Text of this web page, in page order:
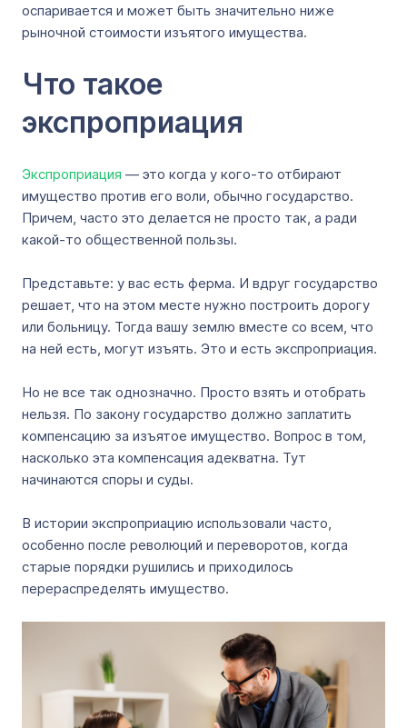
оспаривается и может быть значительно ниже
рыночной стоимости изъятого имущества.
Что такое
экспроприация
Экспроприация — это когда у кого-то отбирают
имущество против его воли, обычно государство.
Причем, часто это делается не просто так, а ради
какой-то общественной пользы.
Представьте: у вас есть ферма. И вдруг государство
решает, что на этом месте нужно построить дорогу
или больницу. Тогда вашу землю вместе со всем, что
на ней есть, могут изъять. Это и есть экспроприация.
Но не все так однозначно. Просто взять и отобрать
нельзя. По закону государство должно заплатить
компенсацию за изъятое имущество. Вопрос в том,
насколько эта компенсация адекватна. Тут
начинаются споры и суды.
В истории экспроприацию использовали часто,
особенно после революций и переворотов, когда
старые порядки рушились и приходилось
перераспределять имущество.